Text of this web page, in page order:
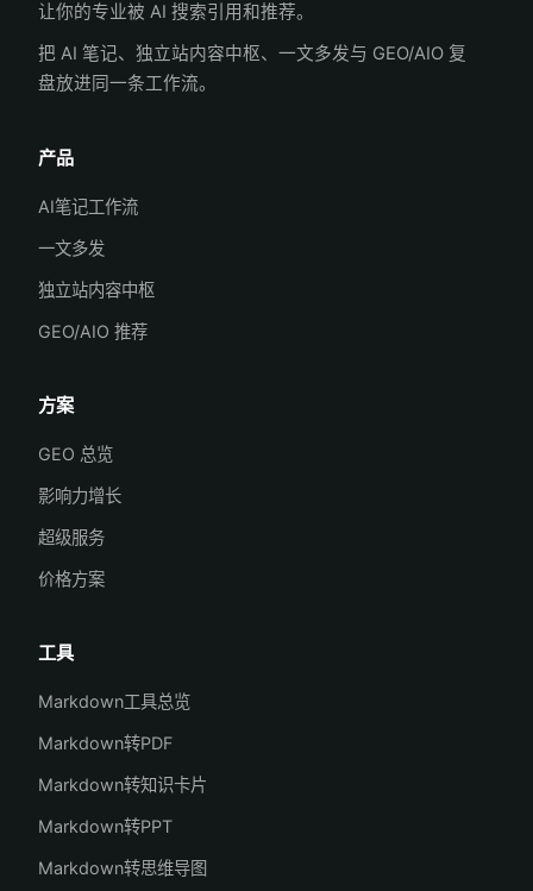
让你的专业被 AI 搜索引用和推荐。
把 AI 笔记、独立站内容中枢、一文多发与 GEO/AIO 复
盘放进同一条工作流。
产品
AI笔记工作流
一文多发
独立站内容中枢
GEO/AIO 推荐
方案
GEO 总览
影响力增长
超级服务
价格方案
工具
Markdown工具总览
Markdown转PDF
Markdown转知识卡片
Markdown转PPT
Markdown转思维导图